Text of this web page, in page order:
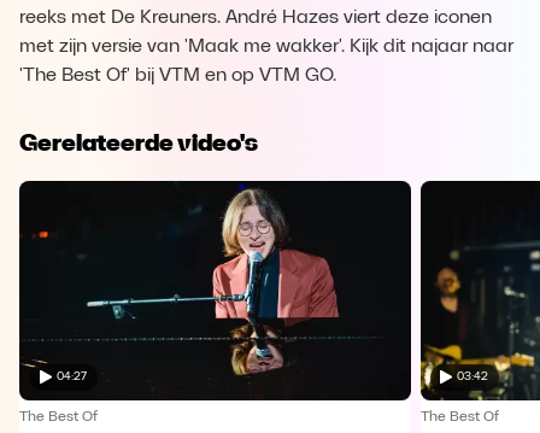
reeks met De Kreuners. André Hazes viert deze iconen
met zijn versie van 'Maak me wakker'. Kijk dit najaar naar
'The Best Of' bij VTM en op VTM GO.
Gerelateerde video's
04:27
The Best Of
03:42
The Best Of